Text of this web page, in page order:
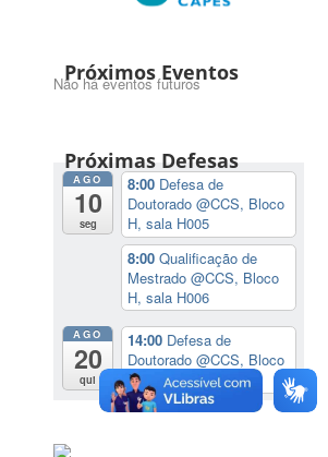
Próximos Eventos
Não há eventos futuros
Próximas Defesas
AGO
10
seg
8:00 Defesa de
Doutorado@CCS, Bloco
H, sala H005
8:00Qualificação de
Mestrado@CCS, Bloco
H, sala H006
AGO
20
qui
14:00 Defesa de
Doutorado@CCS, Bloco
H, sala H004